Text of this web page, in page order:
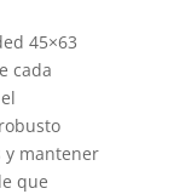
45×63
cada
y mantener
que